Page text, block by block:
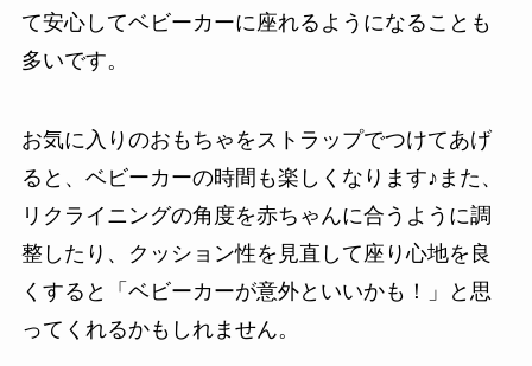
て安心してベビーカーに座れるようになることも
多いです。
お気に入りのおもちゃをストラップでつけてあげ
ると、ベビーカーの時間も楽しくなります♪また、
リクライニングの角度を赤ちゃんに合うように調
整したり、クッション性を見直して座り心地を良
くすると「ベビーカーが意外といいかも！」と思
ってくれるかもしれません。